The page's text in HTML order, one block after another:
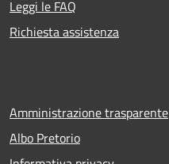
Leggi le FAQ
Richiesta assistenza
Amministrazione trasparente
Albo Pretorio